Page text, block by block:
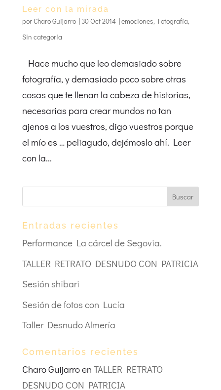
Leer con la mirada
porCharo Guijarro| 30 Oct 2014|emociones, Fotografía,
Sin categoría
Hace mucho que leo demasiado sobre
fotografía, y demasiado poco sobre otras
cosas que te llenan la cabeza de historias,
necesarias para crear mundos no tan
ajenos a los vuestros, digo vuestros porque
el mío es … peliagudo, dejémoslo ahí. Leer
con la...
Entradas recientes
Performance La cárcel de Segovia.
TALLER RETRATO DESNUDO CON PATRICIA
Sesión shibari
Sesión de fotos con Lucía
Taller Desnudo Almería
Comentarios recientes
Charo Guijarroen TALLER RETRATO
DESNUDO CON PATRICIA